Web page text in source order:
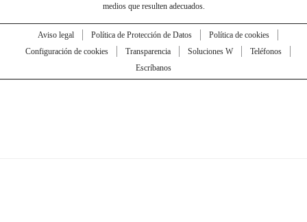
medios que resulten adecuados.
Aviso legal Política de Protección de Datos
Política de cookies
Configuración de cookies
Transparencia Soluciones W
Teléfonos
Escríbanos